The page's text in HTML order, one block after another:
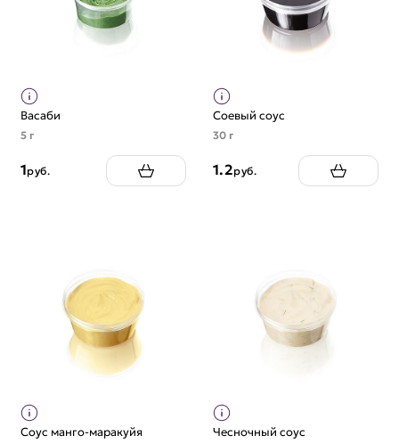
Васаби
5 г
1руб.
Соевый соус
30 г
1.2руб.
Соус манго-маракуйя Чесночный соус